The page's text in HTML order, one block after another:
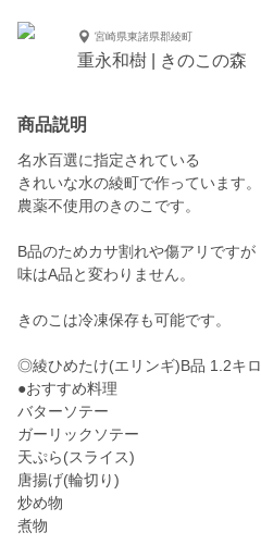
宮崎県東諸県郡綾町
重永和樹 | きのこの森
商品説明
名水百選に指定されている
きれいな水の綾町で作っています。
農薬不使用のきのこです。
B品のためカサ割れや傷アリですが
味はA品と変わりません。
きのこは冷凍保存も可能です。
◎綾ひめたけ(エリンギ)B品 1.2キロ
●おすすめ料理
バターソテー
ガーリックソテー
天ぷら(スライス)
唐揚げ(輪切り)
炒め物
煮物